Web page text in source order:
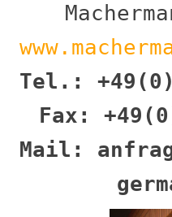
Tel.:
Fax:
Mail: